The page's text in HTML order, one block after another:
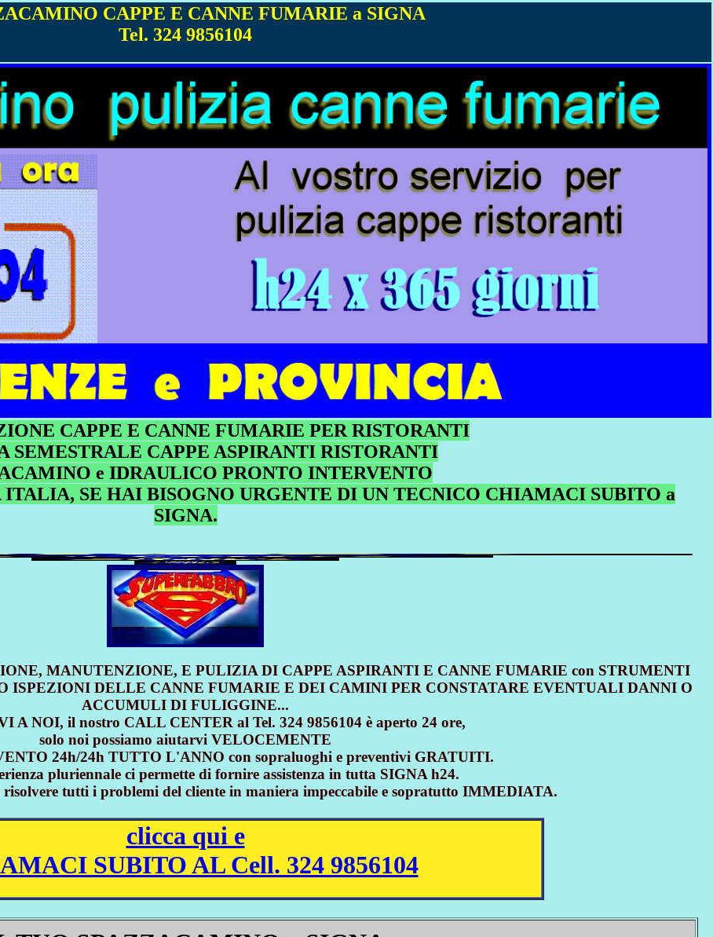
CAPPE E CANNE FUMARIE a SIGNA
Tel. 324 9856104
CAPPE E CANNE FUMARIE PER RISTORANTI
SEMESTRALE CAPPE ASPIRANTI RISTORANTI
e IDRAULICO PRONTO INTERVENTO
SE HAI BISOGNO URGENTE DI UN TECNICO CHIAMACI SUBITO a
SIGNA.
MANUTENZIONE, E PULIZIA DI CAPPE ASPIRANTI E CANNE FUMARIE con STRUMENTI
ISPEZIONI DELLE CANNE FUMARIE E DEI CAMINI PER CONSTATARE EVENTUALI DANNI O
ACCUMULI DI FULIGGINE...
A NOI, il nostro CALL CENTER al Tel. 324 9856104 è aperto 24 ore,
solo noi possiamo aiutarvi VELOCEMENTE
24h/24h TUTTO L'ANNO con sopraluoghi e preventivi GRATUITI.
pluriennale ci permette di fornire assistenza in tutta SIGNA h24.
tutti i problemi del cliente in maniera impeccabile e sopratutto IMMEDIATA.
clicca qui e
SUBITO AL Cell. 324 9856104